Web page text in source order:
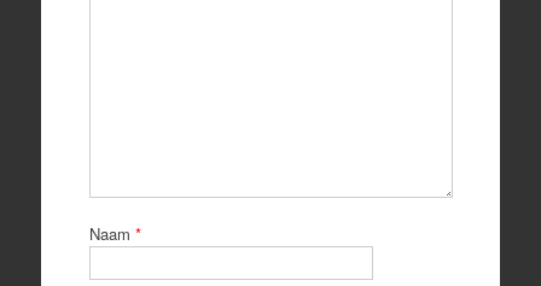
Naam *